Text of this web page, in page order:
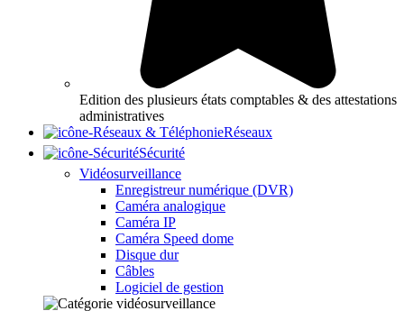
Edition des plusieurs états comptables & des attestations
administratives
Réseaux
Sécurité
Vidéosurveillance
Enregistreur numérique (DVR)
Caméra analogique
Caméra IP
Caméra Speed dome
Disque dur
Câbles
Logiciel de gestion